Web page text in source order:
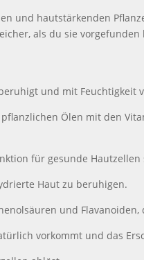
und hautstärkenden
als du sie
und mit Feuchtigkeit
Ölen mit den
für gesunde
Haut zu beruhigen.
und
vorkommt und das